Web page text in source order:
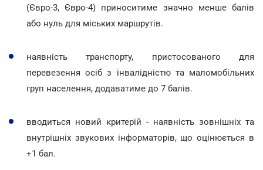
(Євро-3, Євро-4) приноситиме значно менше балів
або нуль для міських маршрутів.
наявність транспорту, пристосованого для
перевезення осіб з інвалідністю та маломобільних
груп населення, додаватиме до 7 балів.
вводиться новий критерій - наявність зовнішніх та
внутрішніх звукових інформаторів, що оцінюється в
+1 бал.